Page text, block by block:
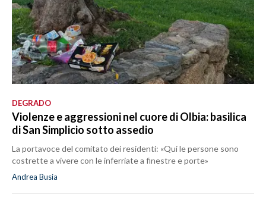
DEGRADO
Violenze e aggressioni nel cuore di Olbia: basilica
di San Simplicio sotto assedio
La portavoce del comitato dei residenti: «Qui le persone sono
costrette a vivere con le inferriate a finestre e porte»
Andrea Busia